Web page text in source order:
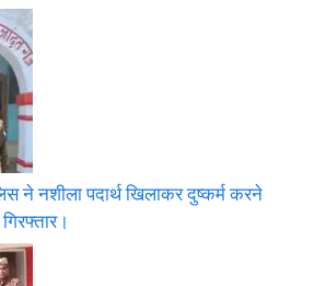
ने नशीला पदार्थ खिलाकर दुष्कर्म करने